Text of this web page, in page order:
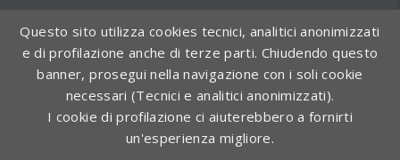
Questo sito utilizza cookies tecnici, analitici anonimizzati
e di profilazione anche di terze parti. Chiudendo questo
banner, prosegui nella navigazione con i soli cookie
necessari (Tecnici e analitici anonimizzati).
I cookie di profilazione ci aiuterebbero a fornirti
un'esperienza migliore.